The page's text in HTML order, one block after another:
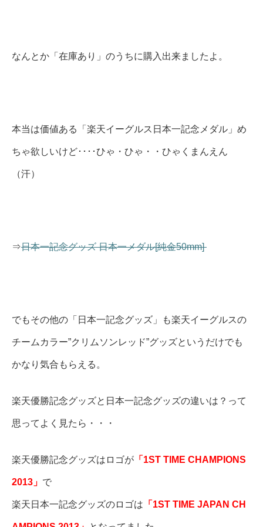
なんとか「在庫あり」のうちに購入出来ましたよ。
本当は価値ある「楽天イーグルス日本一記念メダル」め
ちゃ欲しいけど････ひゃ・ひゃ・・ひゃくまんえん
（汗）
⇒日本一記念グッズ 日本一メダル[純金50mm]
でもその他の「日本一記念グッズ」も楽天イーグルスの
チームカラー”クリムソンレッド”グッズというだけでも
かなり気合もらえる。
楽天優勝記念グッズと日本一記念グッズの違いは？って
思ってよく見たら・・・
楽天優勝記念グッズはロゴが 「1ST TIME CHAMPIONS
2013」 で
楽天日本一記念グッズのロゴは 「1ST TIME JAPAN CH